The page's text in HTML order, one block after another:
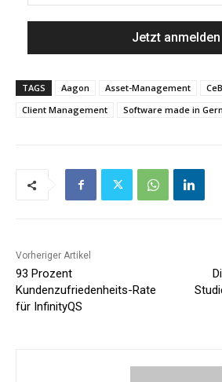
TAGS Aagon Asset-Management
Client Management
Software made in
Vorheriger Artikel
93 Prozent
Kundenzufriedenheits-Rate
für InfinityQS